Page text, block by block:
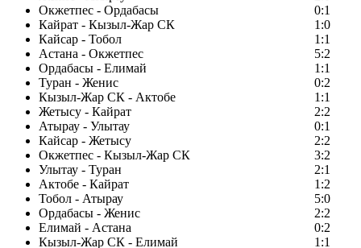
Окжетпес - Ордабасы
0:1
Кайрат - Кызыл-Жар СК
1:0
Кайсар - Тобол
1:1
Астана - Окжетпес
5:2
Ордабасы - Елимай
1:1
Туран - Женис
0:2
Кызыл-Жар СК - Актобе
1:1
Жетысу - Кайрат
2:2
Атырау - Улытау
0:1
Кайсар - Жетысу
2:2
Окжетпес - Кызыл-Жар СК
3:2
Улытау - Туран
2:1
Актобе - Кайрат
1:2
Тобол - Атырау
5:0
Ордабасы - Женис
2:2
Елимай - Астана
0:2
Кызыл-Жар СК - Елимай
1:1